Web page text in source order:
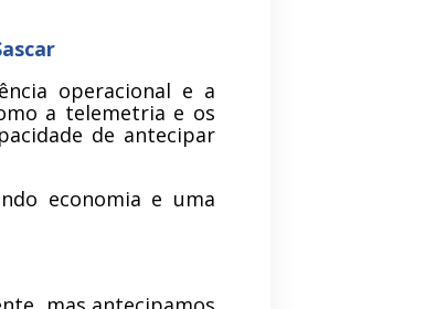
operacional e a
a telemetria e os
de antecipar
economia e uma